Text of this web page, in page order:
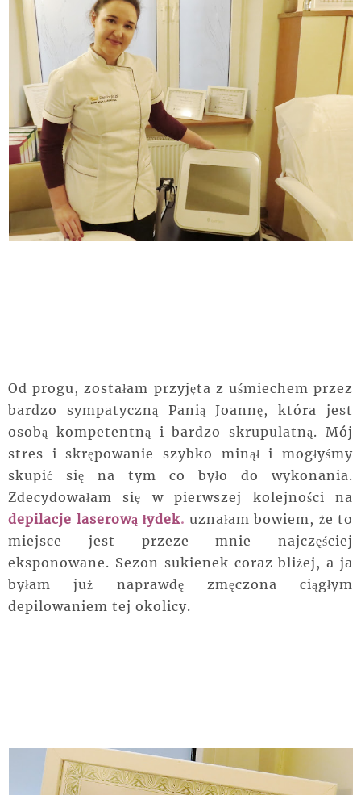
Od progu, zostałam przyjęta z uśmiechem przez
bardzo sympatyczną Panią Joannę, która jest
osobą kompetentną i bardzo skrupulatną. Mój
stres i skrępowanie szybko minął i mogłyśmy
skupić się na tym co było do wykonania.
Zdecydowałam się w pierwszej kolejności na
depilacje laserową łydek. uznałam bowiem, że to
miejsce jest przeze mnie najczęściej
eksponowane. Sezon sukienek coraz bliżej, a ja
byłam już naprawdę zmęczona ciągłym
depilowaniem tej okolicy.